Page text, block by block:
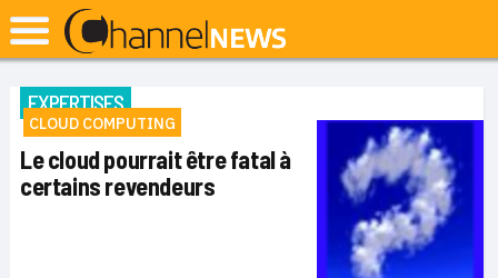
EXPERTISES
CLOUD COMPUTING
Le cloud pourrait être fatal à
certains revendeurs